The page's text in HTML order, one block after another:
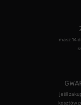
masz 14
jeśli
kosztów